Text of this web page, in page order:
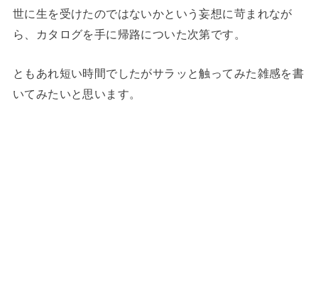
世に生を受けたのではないかという妄想に苛まれなが
ら、カタログを手に帰路についた次第です。
ともあれ短い時間でしたがサラッと触ってみた雑感を書
いてみたいと思います。